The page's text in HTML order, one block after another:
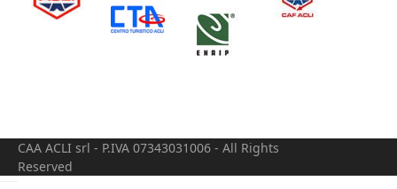
CAA ACLI srl - P.IVA 07343031006 - All Rights
Reserved